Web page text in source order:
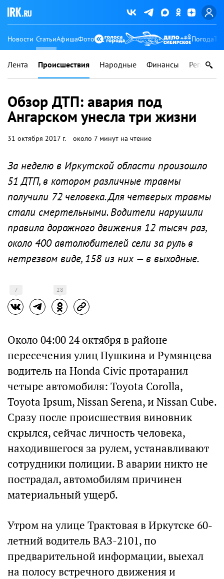
Новости СтатьиАфишаФото Погода
Лента Происшествия Народные Финансы Регионы
Обзор ДТП: авария под
Ангарском унесла три жизни
31 октября 2017 г. около 7 минут на чтение
За неделю в Иркутской области произошло
51 ДТП, в котором различные травмы
получили 72 человека. Для четверых травмы
стали смертельными. Водители нарушили
правила дорожного движения 12 тысяч раз,
около 400 автолюбителей сели за руль в
нетрезвом виде, 158 из них — в выходные.
7 28
Около 04:00 24 октября в районе
пересечения улиц Пушкина и Румянцева
водитель на Honda Civic протаранил
четыре автомобиля: Toyota Corolla,
Toyota Ipsum, Nissan Serena, и Nissan Cube.
Сразу после происшествия виновник
скрылся, сейчас личность человека,
находившегося за рулем, устанавливают
сотрудники полиции. В аварии никто не
пострадал, автомобилям причинен
материальный ущерб.
Утром на улице Трактовая в Иркутске 60-
летний водитель ВАЗ-2101, по
предварительной информации, выехал
на полосу встречного движения и